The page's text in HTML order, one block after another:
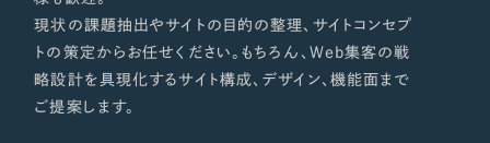
現状の課題抽出やサイトの目的の整理、サイトコンセプ
トの策定からお任せください。もちろん、Web集客の戦
略設計を具現化するサイト構成、デザイン、機能面まで
ご提案します。